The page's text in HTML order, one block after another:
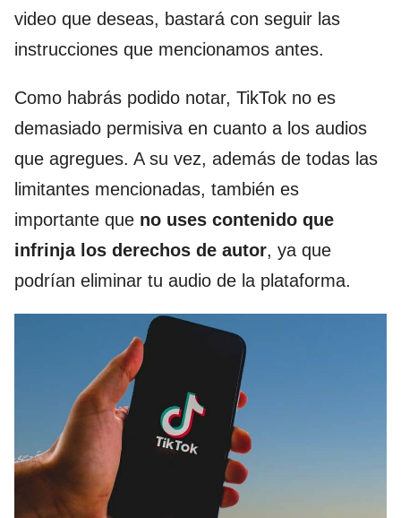
video que deseas, bastará con seguir las
instrucciones que mencionamos antes.
Como habrás podido notar, TikTok no es
demasiado permisiva en cuanto a los audios
que agregues. A su vez, además de todas las
limitantes mencionadas, también es
importante que no uses contenido que
infrinja los derechos de autor, ya que
podrían eliminar tu audio de la plataforma.